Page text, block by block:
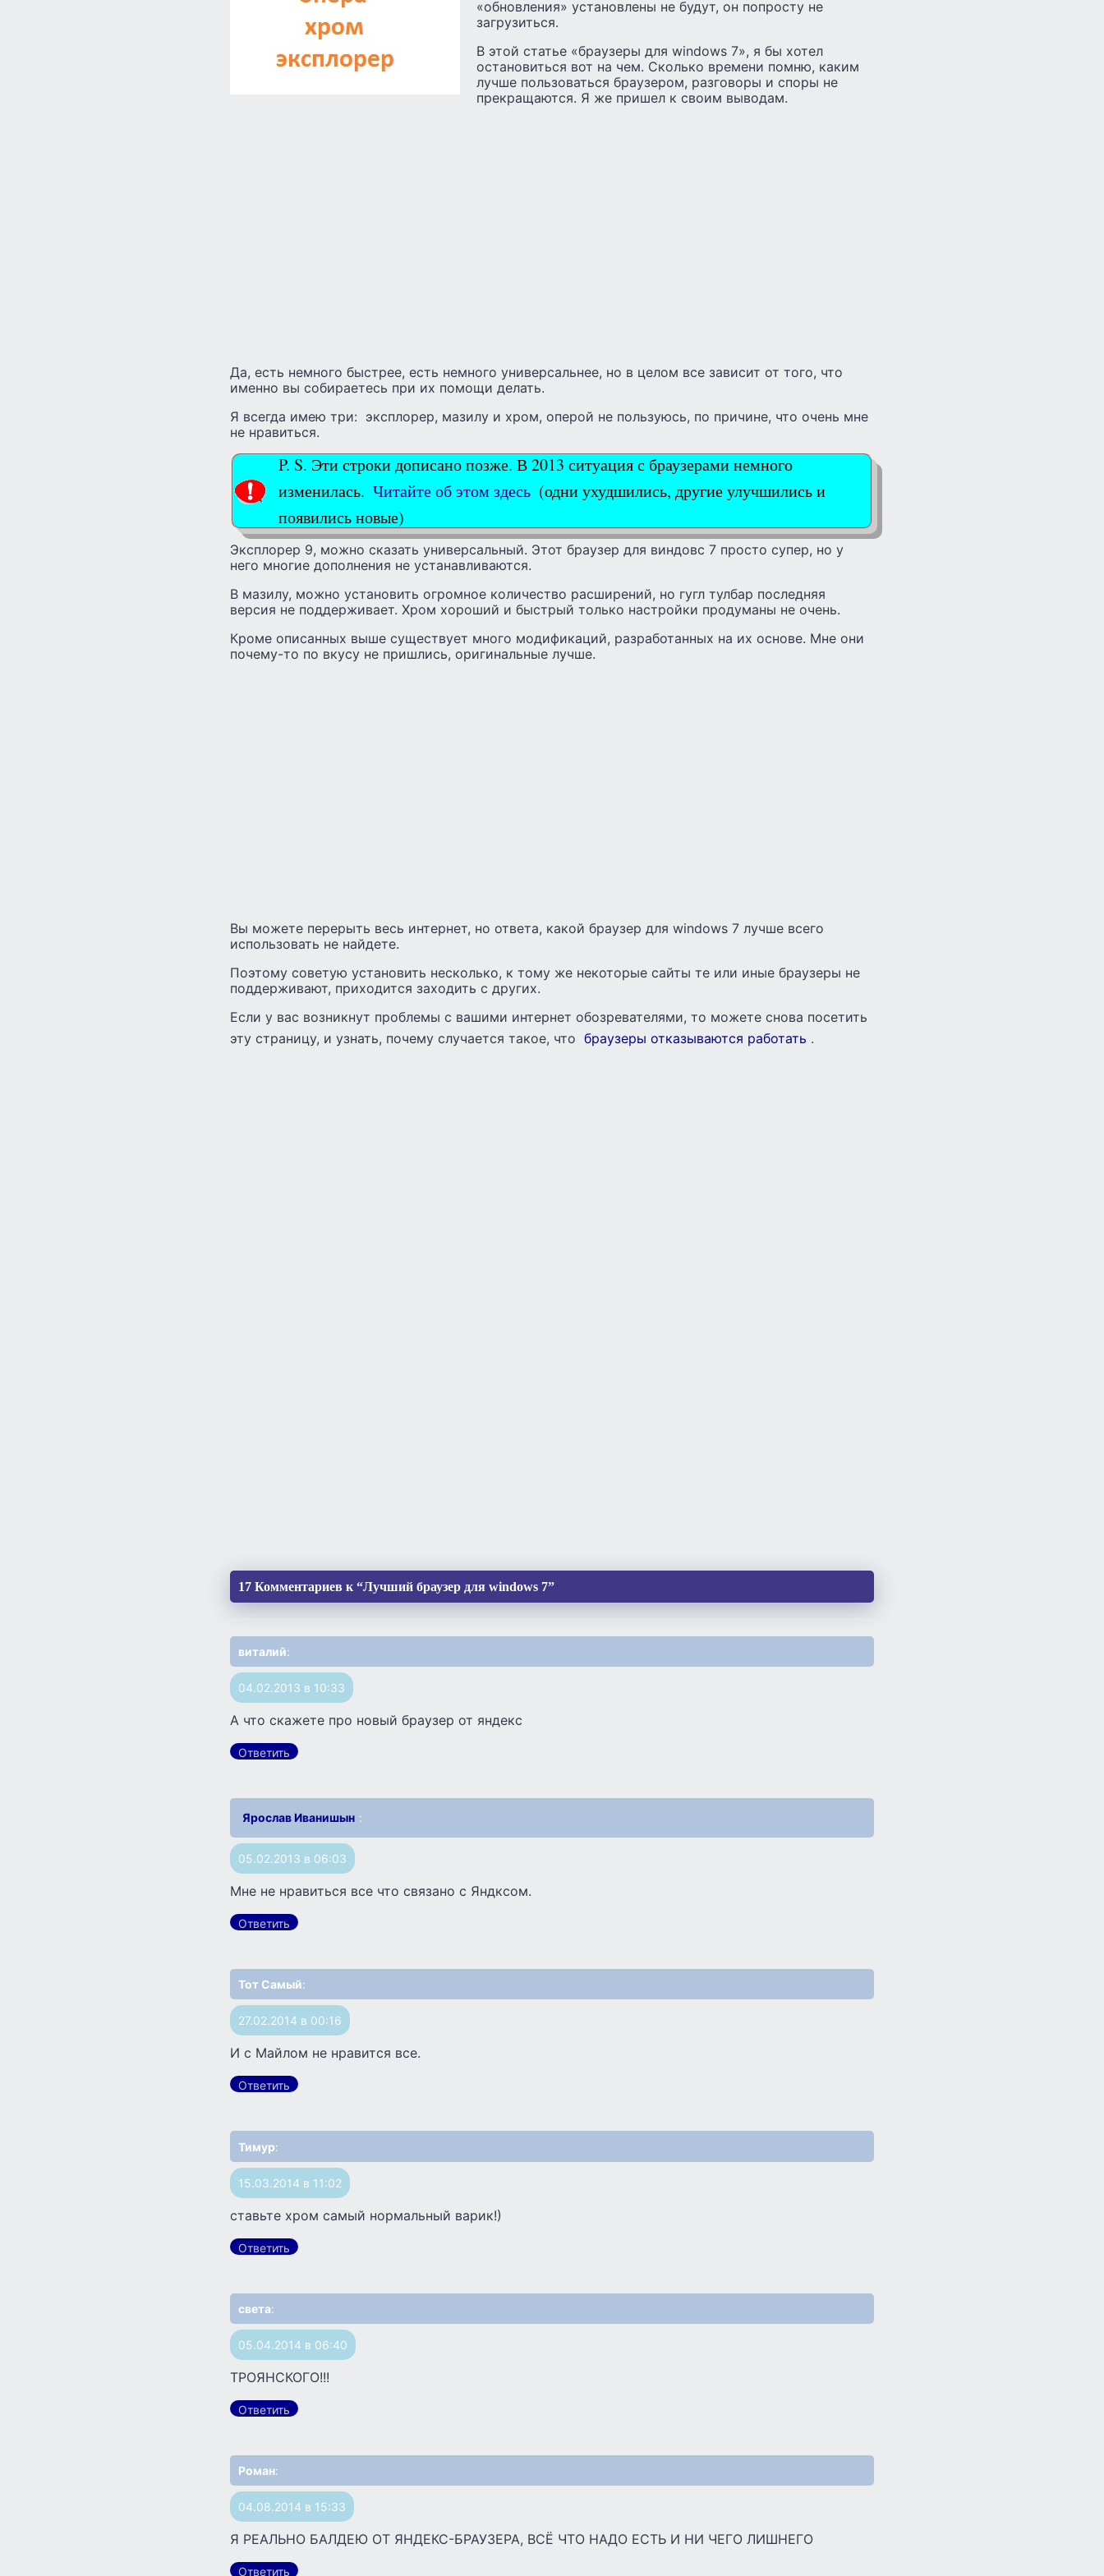
«обновления» установлены не будут, он попросту не
загрузиться.
В этой статье «браузеры для windows 7», я бы хотел
остановиться вот на чем. Сколько времени помню, каким
лучше пользоваться браузером, разговоры и споры не
прекращаются. Я же пришел к своим выводам.
Да, есть немного быстрее, есть немного универсальнее, но в целом все зависит от того, что
именно вы собираетесь при их помощи делать.
Я всегда имею три: эксплорер, мазилу и хром, оперой не пользуюсь, по причине, что очень мне
не нравиться.
P. S. Эти строки дописано позже. В 2013 ситуация с браузерами немного
изменилась. Читайте об этом здесь (одни ухудшились, другие улучшились и
появились новые)
Эксплорер 9, можно сказать универсальный. Этот браузер для виндовс 7 просто супер, но у
него многие дополнения не устанавливаются.
В мазилу, можно установить огромное количество расширений, но гугл тулбар последняя
версия не поддерживает. Хром хороший и быстрый только настройки продуманы не очень.
Кроме описанных выше существует много модификаций, разработанных на их основе. Мне они
почему-то по вкусу не пришлись, оригинальные лучше.
Вы можете перерыть весь интернет, но ответа, какой браузер для windows 7 лучше всего
использовать не найдете.
Поэтому советую установить несколько, к тому же некоторые сайты те или иные браузеры не
поддерживают, приходится заходить с других.
Если у вас возникнут проблемы с вашими интернет обозревателями, то можете снова посетить
эту страницу, и узнать, почему случается такое, что браузеры отказываются работать .
17 Комментариев к “Лучший браузер для windows 7”
виталий:
04.02.2013 в 10:33
А что скажете про новый браузер от яндекс
Ответить
Ярослав Иванишын :
05.02.2013 в 06:03
Мне не нравиться все что связано с Яндксом.
Ответить
Тот Самый:
27.02.2014 в 00:16
И с Майлом не нравится все.
Ответить
Тимур:
15.03.2014 в 11:02
ставьте хром самый нормальный варик!)
Ответить
света:
05.04.2014 в 06:40
ТРОЯНСКОГО!!!
Ответить
Роман:
04.08.2014 в 15:33
Я РЕАЛЬНО БАЛДЕЮ ОТ ЯНДЕКС-БРАУЗЕРА, ВСЁ ЧТО НАДО ЕСТЬ И НИ ЧЕГО ЛИШНЕГО
Ответить